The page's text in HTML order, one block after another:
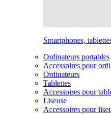
Smartphones,
Ordinateurs portables
Accessoires pour
Ordinateurs
Tablettes
Accessoires pour
Liseuse
Accessoires pour